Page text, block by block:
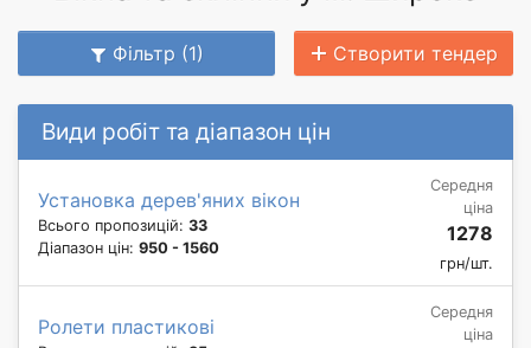
Фільтр (1) Створити тендер
Види робіт та діапазон цін
Установка дерев'яних вікон
Всього пропозицій: 33
Діапазон цін: 950 - 1560
Середня
ціна
1278
грн/шт.
Ролети пластикові
Середня
ціна